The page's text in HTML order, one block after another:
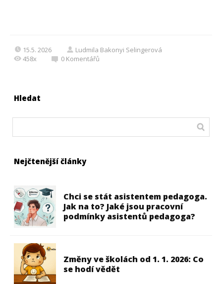
15.5. 2026
Ludmila Bakonyi Selingerová
458x
0 Komentářů
Hledat
Nejčtenější články
Chci se stát asistentem pedagoga.
Jak na to? Jaké jsou pracovní
podmínky asistentů pedagoga?
Změny ve školách od 1. 1. 2026: Co
se hodí vědět